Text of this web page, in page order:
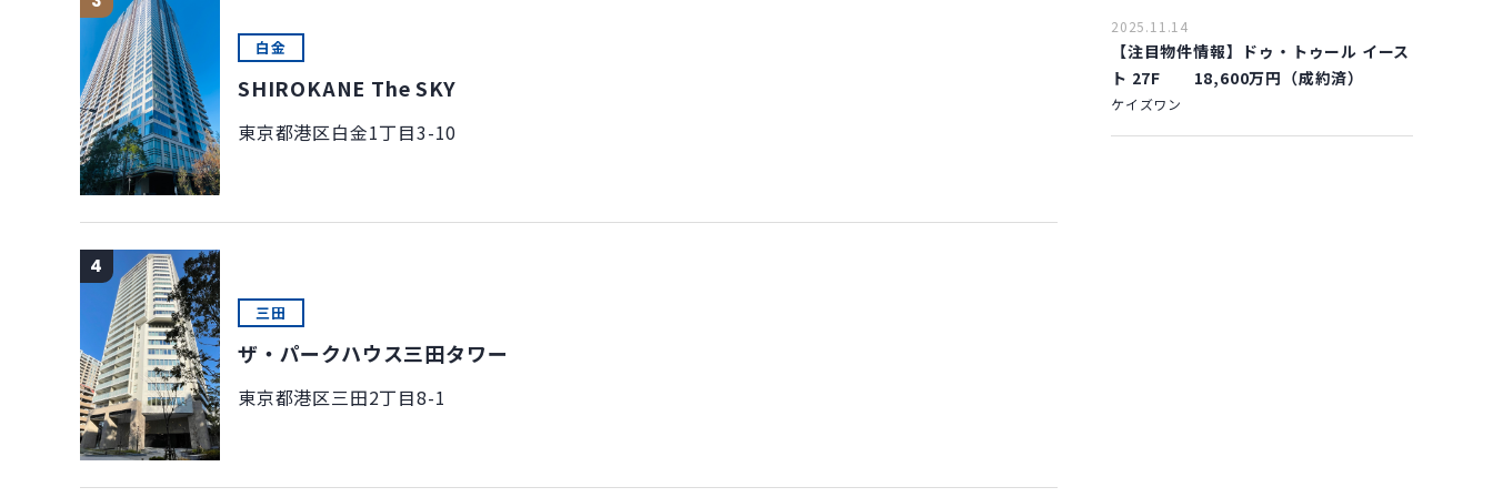
白金
SHIROKANE The SKY
東京都港区白金1丁目3-10
4
三田
ザ・パークハウス三田タワー
東京都港区三田2丁目8-1
2025.11.14
【注目物件情報】ドゥ・トゥール イース
ト 27F 18,600万円（成約済）
ケイズワン